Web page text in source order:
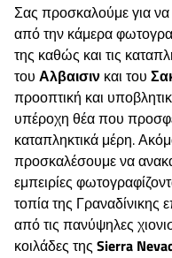
Σας προσκαλούμε για να
από την κάμερα
της καθώς και τις
του Αλβαισιν και του
προοπτική και
υπέροχη θέα που
καταπληκτικά μέρη.
προσκαλέσουμε να
εμπειρίες
τοπία της
από τις πανύψηλες
κοιλάδες της Sierra